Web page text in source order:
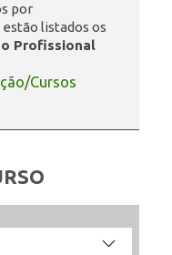
por
listados os
Profissional
Cursos